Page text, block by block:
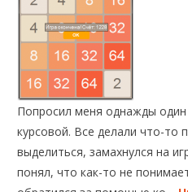
Попросил меня однажды
курсовой. Все делали что-то
выделиться, замахнулся на
понял, что как-то не